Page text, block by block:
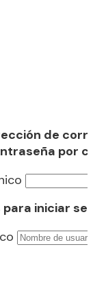
de
por
iniciar